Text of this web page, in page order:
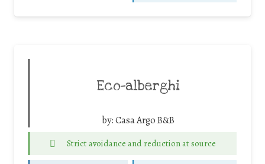
Eco-alberghi
by:Casa Argo B&B
Strict avoidance and reduction at source